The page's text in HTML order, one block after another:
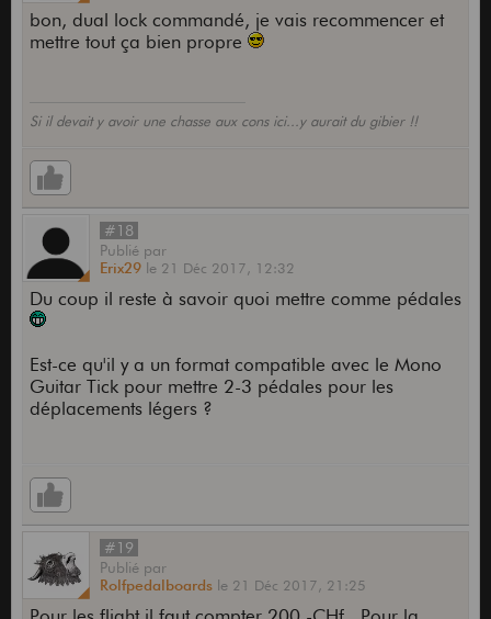
bon, dual lock commandé, je vais recommencer et
mettre tout ça bien propre
Si il devait y avoir une chasse aux cons ici...y aurait du gibier !!
#18
Publié par
Erix29 le 21 Déc 2017, 12:32
Du coup il reste à savoir quoi mettre comme pédales
Est-ce qu'il y a un format compatible avec le Mono
Guitar Tick pour mettre 2-3 pédales pour les
déplacements légers ?
#19
Publié par
Rolfpedalboards le 21 Déc 2017, 21:25